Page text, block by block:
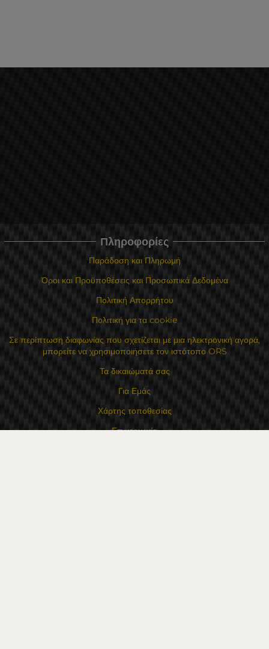
Πληροφορίες
Παράδοση και Πληρωμή
Όροι και Προϋποθέσεις και Προσωπικά Δεδομένα
Πολιτική Απορρήτου
Πολιτική για τα cookie
Σε περίπτωση διαφωνίας που σχετίζεται με μια ηλεκτρονική αγορά,
μπορείτε να χρησιμοποιήσετε τον ιστότοπο ORS
Τα δικαιώματά σας
Για Εμάς
Χάρτης τοποθεσίας
Επικοινωνία